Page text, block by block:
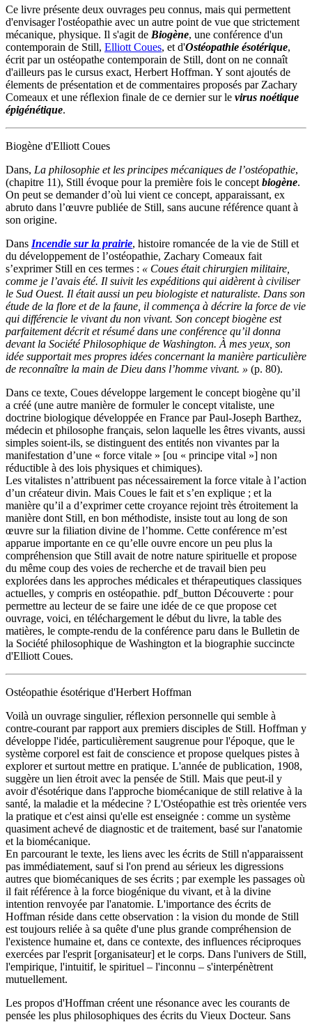
Ce livre présente deux ouvrages peu connus, mais qui permettent
d'envisager l'ostéopathie avec un autre point de vue que strictement
mécanique, physique. Il s'agit de Biogène, une conférence d'un
contemporain de Still, Elliott Coues, et d'Ostéopathie ésotérique,
écrit par un ostéopathe contemporain de Still, dont on ne connaît
d'ailleurs pas le cursus exact, Herbert Hoffman. Y sont ajoutés de
élements de présentation et de commentaires proposés par Zachary
Comeaux et une réflexion finale de ce dernier sur le virus noétique
épigénétique.
Biogène d'Elliott Coues
Dans, La philosophie et les principes mécaniques de l’ostéopathie,
(chapitre 11), Still évoque pour la première fois le concept biogène.
On peut se demander d’où lui vient ce concept, apparaissant, ex
abruto dans l’œuvre publiée de Still, sans aucune référence quant à
son origine.
Dans Incendie sur la prairie, histoire romancée de la vie de Still et
du développement de l’ostéopathie, Zachary Comeaux fait
s’exprimer Still en ces termes : « Coues était chirurgien militaire,
comme je l’avais été. Il suivit les expéditions qui aidèrent à civiliser
le Sud Ouest. Il était aussi un peu biologiste et naturaliste. Dans son
étude de la flore et de la faune, il commença à décrire la force de vie
qui différencie le vivant du non vivant. Son concept biogène est
parfaitement décrit et résumé dans une conférence qu’il donna
devant la Société Philosophique de Washington. À mes yeux, son
idée supportait mes propres idées concernant la manière particulière
de reconnaître la main de Dieu dans l’homme vivant. » (p. 80).
Dans ce texte, Coues développe largement le concept biogène qu’il
a créé (une autre manière de formuler le concept vitaliste, une
doctrine biologique développée en France par Paul-Joseph Barthez,
médecin et philosophe français, selon laquelle les êtres vivants, aussi
simples soient-ils, se distinguent des entités non vivantes par la
manifestation d’une « force vitale » [ou « principe vital »] non
réductible à des lois physiques et chimiques).
Les vitalistes n’attribuent pas nécessairement la force vitale à l’action
d’un créateur divin. Mais Coues le fait et s’en explique ; et la
manière qu’il a d’exprimer cette croyance rejoint très étroitement la
manière dont Still, en bon méthodiste, insiste tout au long de son
œuvre sur la filiation divine de l’homme. Cette conférence m’est
apparue importante en ce qu’elle ouvre encore un peu plus la
compréhension que Still avait de notre nature spirituelle et propose
du même coup des voies de recherche et de travail bien peu
explorées dans les approches médicales et thérapeutiques classiques
actuelles, y compris en ostéopathie. pdf_button Découverte : pour
permettre au lecteur de se faire une idée de ce que propose cet
ouvrage, voici, en téléchargement le début du livre, la table des
matières, le compte-rendu de la conférence paru dans le Bulletin de
la Société philosophique de Washington et la biographie succincte
d'Elliott Coues.
Ostéopathie ésotérique d'Herbert Hoffman
Voilà un ouvrage singulier, réflexion personnelle qui semble à
contre-courant par rapport aux premiers disciples de Still. Hoffman y
développe l'idée, particulièrement saugrenue pour l'époque, que le
système corporel est fait de conscience et propose quelques pistes à
explorer et surtout mettre en pratique. L'année de publication, 1908,
suggère un lien étroit avec la pensée de Still. Mais que peut-il y
avoir d'ésotérique dans l'approche biomécanique de still relative à la
santé, la maladie et la médecine ? L'Ostéopathie est très orientée vers
la pratique et c'est ainsi qu'elle est enseignée : comme un système
quasiment achevé de diagnostic et de traitement, basé sur l'anatomie
et la biomécanique.
En parcourant le texte, les liens avec les écrits de Still n'apparaissent
pas immédiatement, sauf si l'on prend au sérieux les digressions
autres que biomécaniques de ses écrits ; par exemple les passages où
il fait référence à la force biogénique du vivant, et à la divine
intention renvoyée par l'anatomie. L'importance des écrits de
Hoffman réside dans cette observation : la vision du monde de Still
est toujours reliée à sa quête d'une plus grande compréhension de
l'existence humaine et, dans ce contexte, des influences réciproques
exercées par l'esprit [organisateur] et le corps. Dans l'univers de Still,
l'empirique, l'intuitif, le spirituel – l'inconnu – s'interpénètrent
mutuellement.
Les propos d'Hoffman créent une résonance avec les courants de
pensée les plus philosophiques des écrits du Vieux Docteur. Sans